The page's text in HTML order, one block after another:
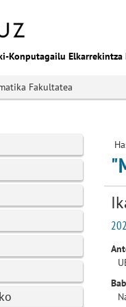
Konputagailu
Fakultatea